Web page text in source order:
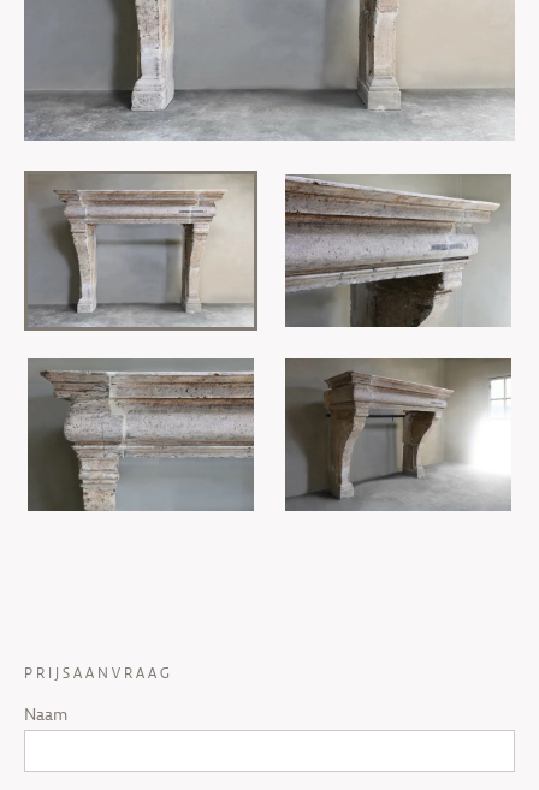
PRIJSAANVRAAG
Naam